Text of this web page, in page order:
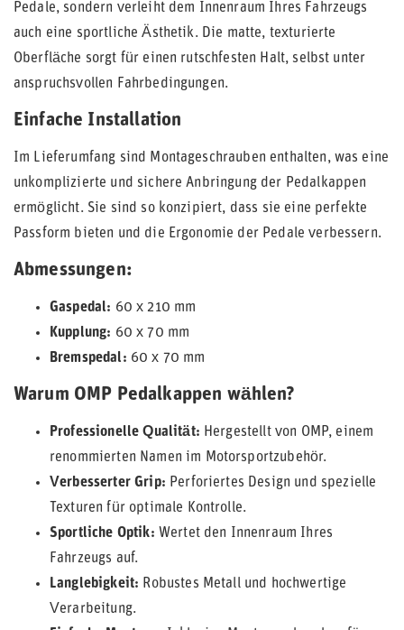
Pedale, sondern verleiht dem Innenraum Ihres Fahrzeugs
auch eine sportliche Ästhetik. Die matte, texturierte
Oberfläche sorgt für einen rutschfesten Halt, selbst unter
anspruchsvollen Fahrbedingungen.
Einfache Installation
Im Lieferumfang sind Montageschrauben enthalten, was eine
unkomplizierte und sichere Anbringung der Pedalkappen
ermöglicht. Sie sind so konzipiert, dass sie eine perfekte
Passform bieten und die Ergonomie der Pedale verbessern.
Abmessungen:
Gaspedal: 60 x 210 mm
Kupplung: 60 x 70 mm
Bremspedal: 60 x 70 mm
Warum OMP Pedalkappen wählen?
Professionelle Qualität: Hergestellt von OMP, einem
renommierten Namen im Motorsportzubehör.
Verbesserter Grip: Perforiertes Design und spezielle
Texturen für optimale Kontrolle.
Sportliche Optik: Wertet den Innenraum Ihres
Fahrzeugs auf.
Langlebigkeit: Robustes Metall und hochwertige
Verarbeitung.